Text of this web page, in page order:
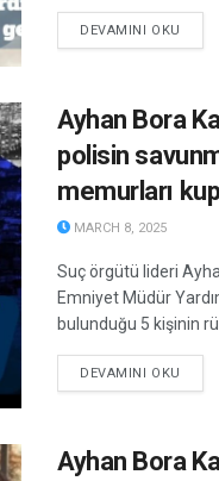
DEVAMINI OKU
Ayhan Bora
polisin
memurları
MARCH 8, 2025
Suç örgütü lideri
Emniyet Müdür
bulunduğu 5 kişinin
DEVAMINI OKU
Ayhan Bora